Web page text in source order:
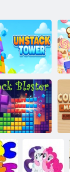
věže